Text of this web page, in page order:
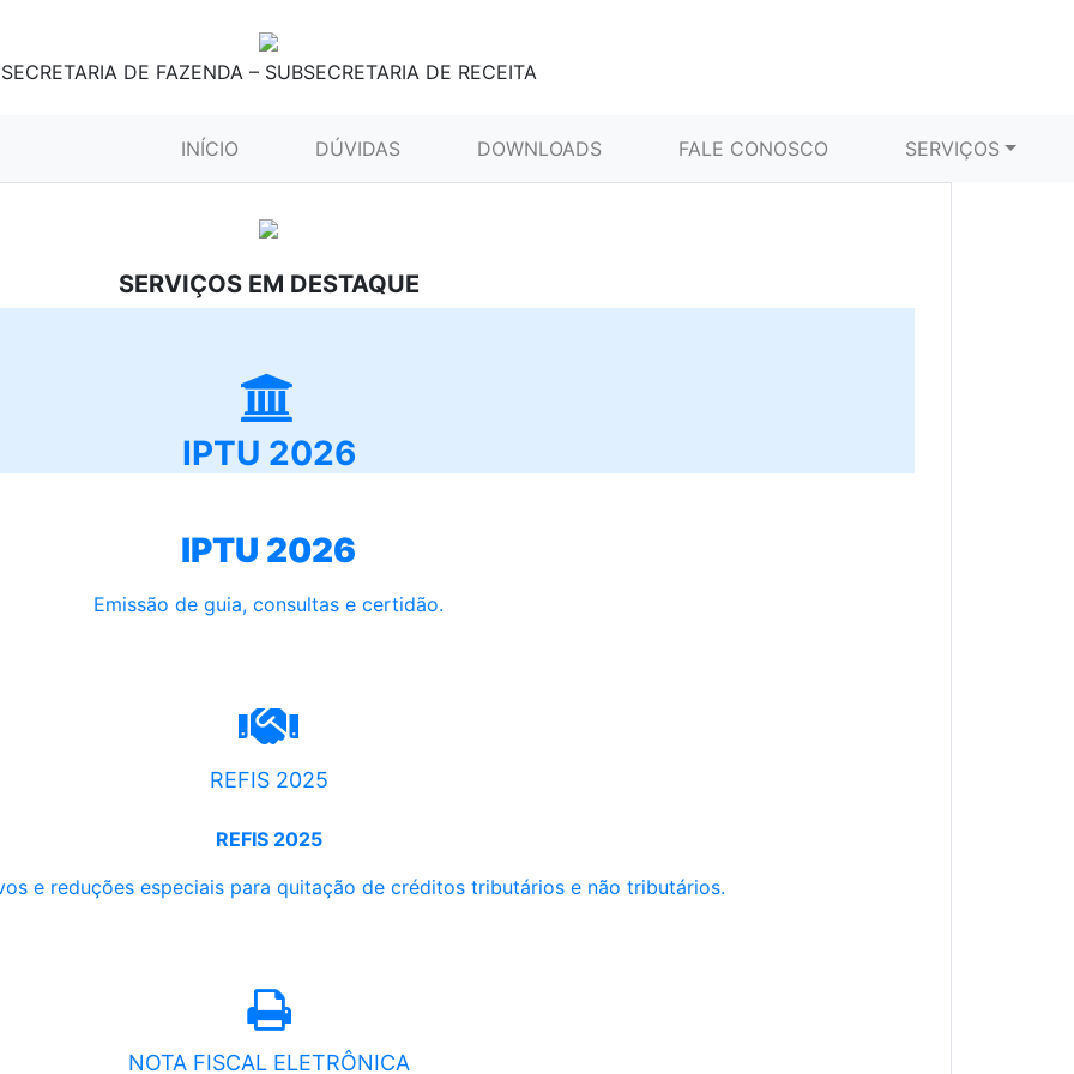
SECRETARIA DE FAZENDA – SUBSECRETARIA DE RECEITA
INÍCIO (CURRENT)DÚVIDAS DOWNLOADS FALE CONOSCO SERVIÇOS
SERVIÇOS EM DESTAQUE
IPTU 2026
IPTU 2026
Emissão de guia, consultas e certidão.
REFIS 2025
REFIS 2025
e reduções especiais para quitação de créditos tributários e não tributários.
NOTA FISCAL ELETRÔNICA